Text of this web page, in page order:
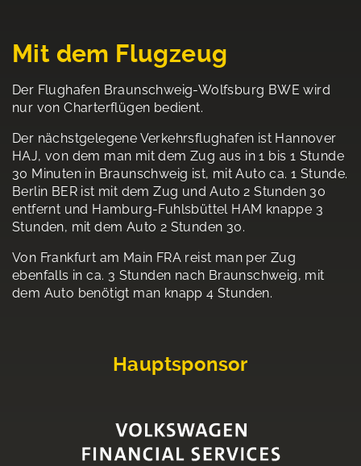
Mit dem Flugzeug
Der Flughafen Braunschweig-Wolfsburg BWE wird
nur von Charterflügen bedient.
Der nächstgelegene Verkehrsflughafen ist Hannover
HAJ, von dem man mit dem Zug aus in 1 bis 1 Stunde
30 Minuten in Braunschweig ist, mit Auto ca. 1 Stunde.
Berlin BER ist mit dem Zug und Auto 2 Stunden 30
entfernt und Hamburg-Fuhlsbüttel HAM knappe 3
Stunden, mit dem Auto 2 Stunden 30.
Von Frankfurt am Main FRA reist man per Zug
ebenfalls in ca. 3 Stunden nach Braunschweig, mit
dem Auto benötigt man knapp 4 Stunden.
Hauptsponsor